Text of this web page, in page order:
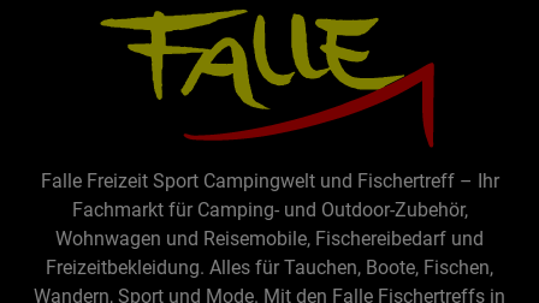
Falle Freizeit Sport Campingwelt und Fischertreff – Ihr
Fachmarkt für Camping- und Outdoor-Zubehör,
Wohnwagen und Reisemobile, Fischereibedarf und
Freizeitbekleidung. Alles für Tauchen, Boote, Fischen,
Wandern, Sport und Mode. Mit den Falle Fischertreffs in